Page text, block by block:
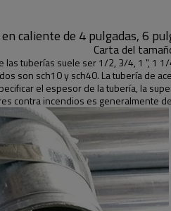
caliente de 4 pulgadas, 6
Carta del
las tuberías suele ser 1/2, 3/4, 1 ", 1 1/
son sch10 y sch40. La tubería de
el espesor de la tubería, la
contra incendios es generalmente